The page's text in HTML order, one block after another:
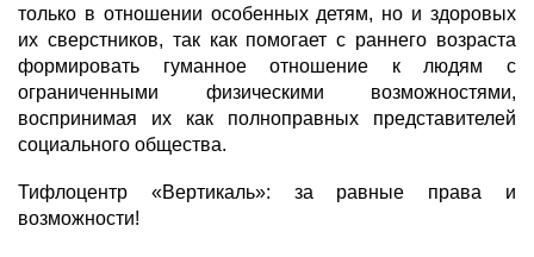
только в отношении особенных детям, но и здоровых
их сверстников, так как помогает с раннего возраста
формировать гуманное отношение к людям с
ограниченными физическими возможностями,
воспринимая их как полноправных представителей
социального общества.
Тифлоцентр «Вертикаль»: за равные права и
возможности!